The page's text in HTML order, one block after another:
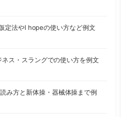
定法やI hopeの使い方など例文
ス・スラングでの使い方を例文
み方と新体操・器械体操まで例